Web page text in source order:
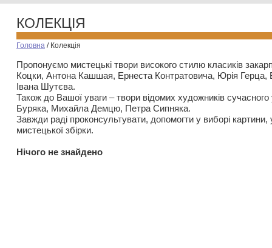
КОЛЕКЦІЯ
Головна / Колекція
Пропонуємо мистецькі твори високого стилю класиків
Коцки, Антона Кашшая, Ернеста Контратовича, Юрія
Івана Шутєва.
Також до Вашої уваги – твори відомих художників
Буряка, Михайла Демцю, Петра Сипняка.
Завжди раді проконсультувати, допомогти у виборі картини,
мистецької збірки.
Нiчого не знайдено